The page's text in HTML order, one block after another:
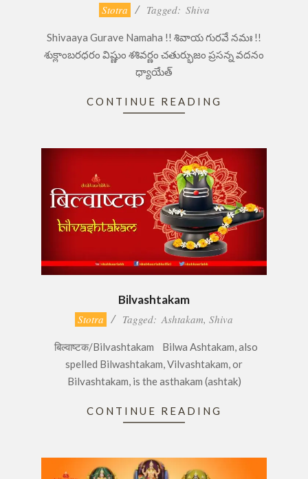
28
Stotra Tagged: Shiva
Shivaaya Gurave Namaha !! శివాయ గురవే నమః !!
శుక్లాంబరధరం విష్ణుం శశివర్ణం చతుర్భుజం ప్రసన్న వదనం
ధ్యాయేత్
CONTINUE READING
Bilvashtakam
Stotra Tagged: Ashtakam, Shiva
बिल्वाष्टक/Bilvashtakam Bilwa Ashtakam, also
spelled Bilwashtakam, Vilvashtakam, or
Bilvashtakam, is the asthakam (ashtak)
CONTINUE READING